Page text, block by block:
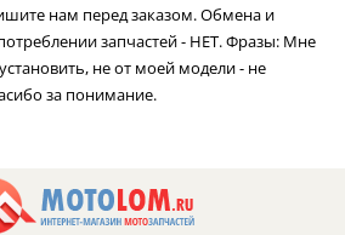
нам перед заказом. Обмена и
запчастей - НЕТ. Фразы: Мне
не от моей модели - не
за понимание.